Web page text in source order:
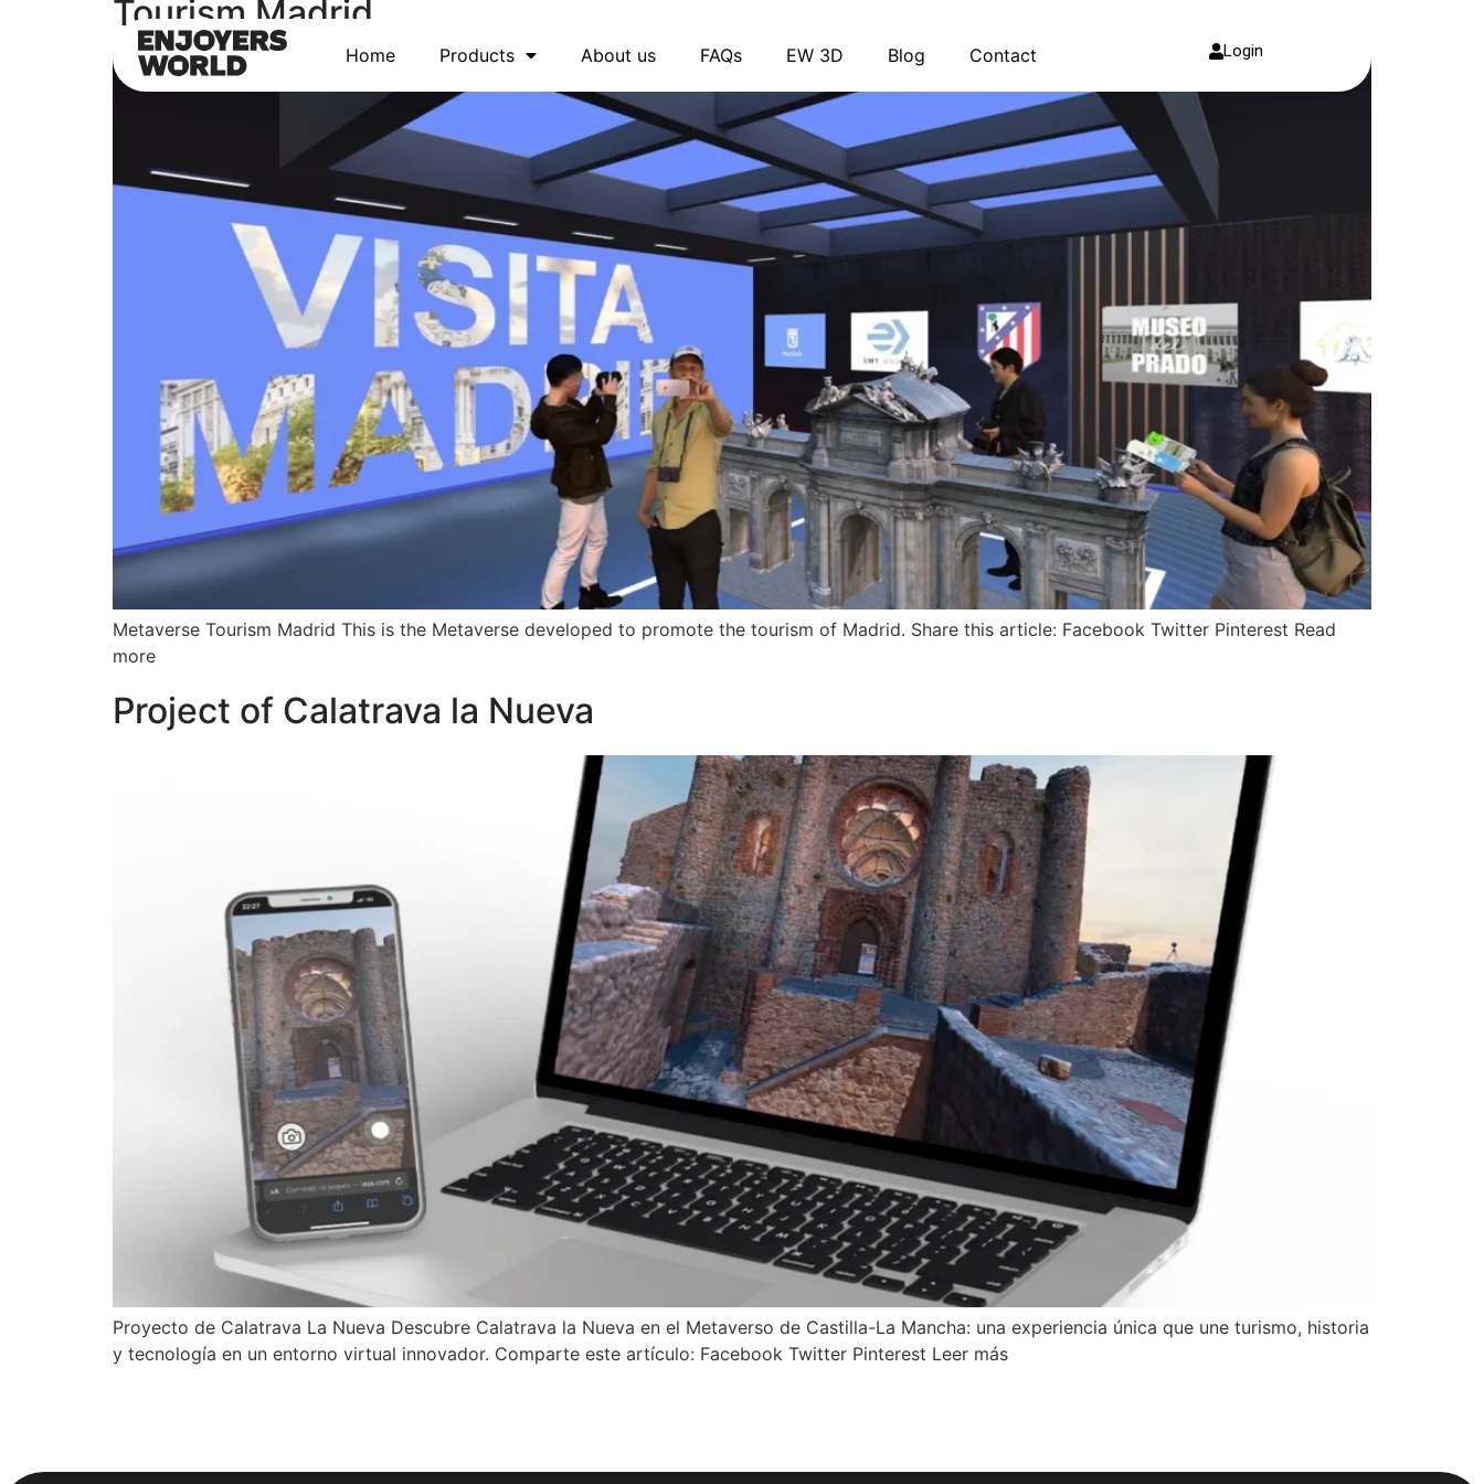
Home Products About us FAQs EW 3D Blog Contact Login
Tourism Madrid
Metaverse Tourism Madrid This is the Metaverse developed to promote the tourism of Madrid. Share this article: Facebook Twitter Pinterest Read
more
Project of Calatrava la Nueva
Proyecto de Calatrava La Nueva Descubre Calatrava la Nueva en el Metaverso de Castilla-La Mancha: una experiencia única que une turismo, historia
y tecnología en un entorno virtual innovador. Comparte este artículo: Facebook Twitter Pinterest Leer más